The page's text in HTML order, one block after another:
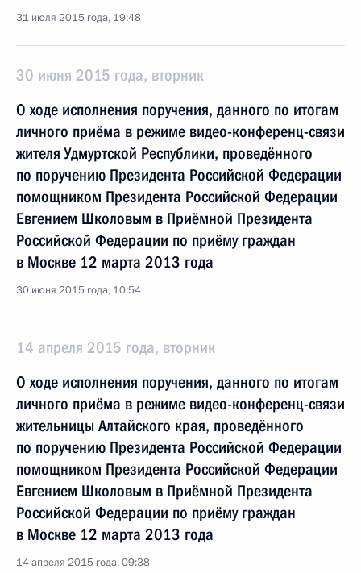
31 июля 2015 года, 19:48
30 июня 2015 года, вторник
О ходе исполнения поручения, данного по итогам
личного приёма в режиме видео-конференц-связи
жителя Удмуртской Республики, проведённого
по поручению Президента Российской Федерации
помощником Президента Российской Федерации
Евгением Школовым в Приёмной Президента
Российской Федерации по приёму граждан
в Москве 12 марта 2013 года
30 июня 2015 года, 10:54
14 апреля 2015 года, вторник
О ходе исполнения поручения, данного по итогам
личного приёма в режиме видео-конференц-связи
жительницы Алтайского края, проведённого
по поручению Президента Российской Федерации
помощником Президента Российской Федерации
Евгением Школовым в Приёмной Президента
Российской Федерации по приёму граждан
в Москве 12 марта 2013 года
14 апреля 2015 года, 09:38